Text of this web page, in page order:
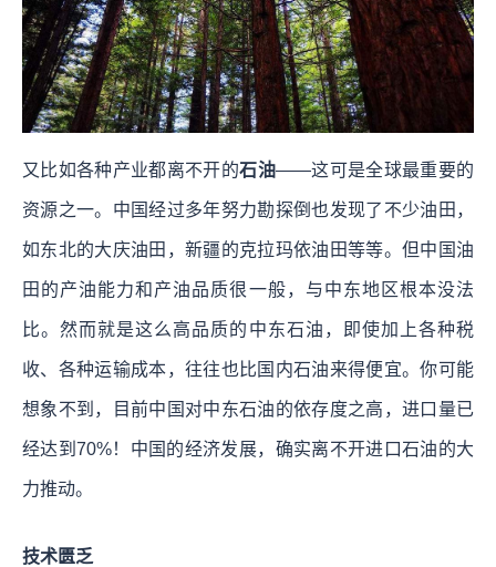
又比如各种产业都离不开的石油——这可是全球最重要的
资源之一。中国经过多年努力勘探倒也发现了不少油田，
如东北的大庆油田，新疆的克拉玛依油田等等。但中国油
田的产油能力和产油品质很一般，与中东地区根本没法
比。然而就是这么高品质的中东石油，即使加上各种税
收、各种运输成本，往往也比国内石油来得便宜。你可能
想象不到，目前中国对中东石油的依存度之高，进口量已
经达到70%！中国的经济发展，确实离不开进口石油的大
力推动。
技术匮乏